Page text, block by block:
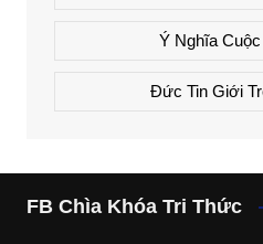
Ý Nghĩa
Đức Tin Giới
FB Chìa Khóa Tri Thức